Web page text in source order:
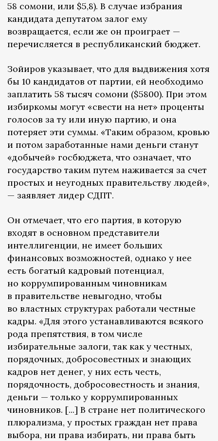
58 сомони, или $5,8). В случае избрания
кандидата депутатом залог ему
возвращается, если же он проиграет —
перечисляется в республиканский бюджет.
Зойиров указывает, что для выдвижения хотя
бы 10 кандидатов от партии, ей необходимо
заплатить 58 тысяч сомони ($5800). При этом
избиркомы могут «свести на нет» проценты
голосов за ту или иную партию, и она
потеряет эти суммы. «Таким образом, кровью
и потом заработанные нами деньги станут
«добычей» госбюджета, что означает, что
государство таким путем наживается за счет
простых и неугодных правительству людей»,
— заявляет лидер СДПТ.
Он отмечает, что его партия, в которую
входят в основном представители
интеллигенции, не имеет больших
финансовых возможностей, однако у нее
есть богатый кадровый потенциал,
но коррумпированным чиновникам
в правительстве невыгодно, чтобы
во властных структурах работали честные
кадры. «Для этого устанавливаются всякого
рода препятствия, в том числе
избирательные залоги, так как у честных,
порядочных, добросовестных и знающих
кадров нет денег, у них есть честь,
порядочность, добросовестность и знания,
деньги — только у коррумпированных
чиновников. [...] В стране нет политического
плюрализма, у простых граждан нет права
выбора, ни права избирать, ни права быть